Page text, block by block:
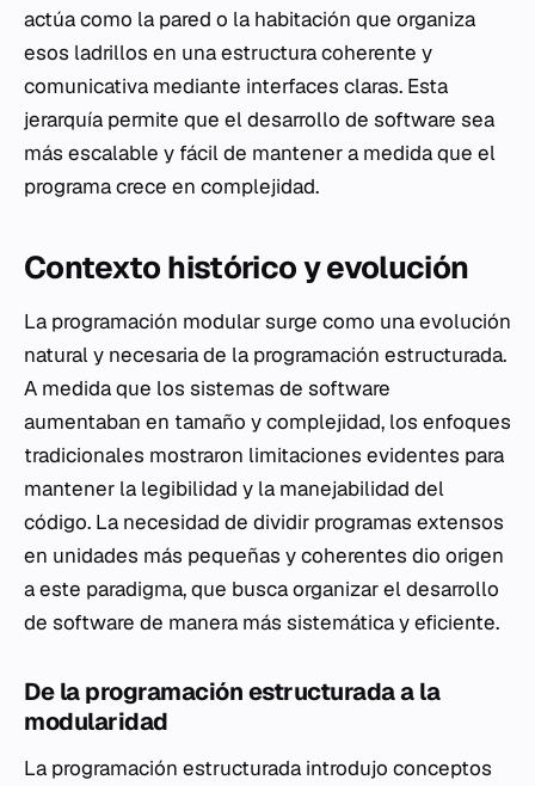
actúa como la pared o la habitación que organiza
esos ladrillos en una estructura coherente y
comunicativa mediante interfaces claras. Esta
jerarquía permite que el desarrollo de software sea
más escalable y fácil de mantener a medida que el
programa crece en complejidad.
Contexto histórico y evolución
La programación modular surge como una evolución
natural y necesaria de la programación estructurada.
A medida que los sistemas de software
aumentaban en tamaño y complejidad, los enfoques
tradicionales mostraron limitaciones evidentes para
mantener la legibilidad y la manejabilidad del
código. La necesidad de dividir programas extensos
en unidades más pequeñas y coherentes dio origen
a este paradigma, que busca organizar el desarrollo
de software de manera más sistemática y eficiente.
De la programación estructurada a la
modularidad
La programación estructurada introdujo conceptos